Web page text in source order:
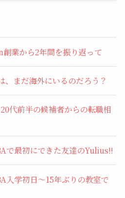
業から2年間を振り返って
まだ海外にいるのだろう？
代前半の候補者からの転職相
で最初にできた友達のYulius!!
入学初日〜15年ぶりの教室で